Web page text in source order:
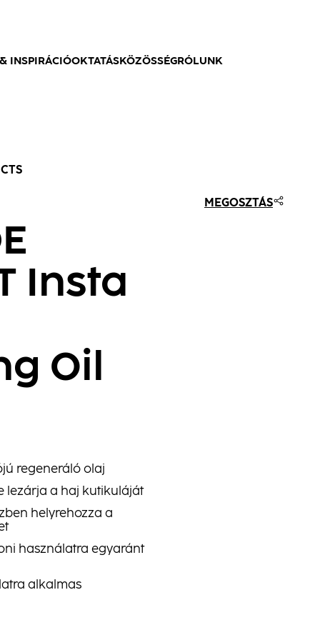
INSPIRÁCIÓOKTATÁSKÖZÖSSÉGRÓLUNK
Insta
Oil​
MEGOSZTÁS
regeneráló olaj
lezárja a haj kutikuláját
helyrehozza a
használatra egyaránt
alkalmas